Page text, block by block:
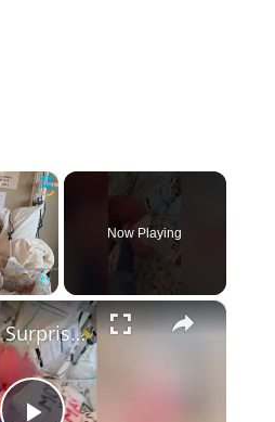
×
Fullscreen
Now Playing
×
New Mom Surprised With Proposal On Newborn's Babygrow | Happily TV